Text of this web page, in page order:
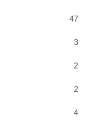
47
3
2
2
4